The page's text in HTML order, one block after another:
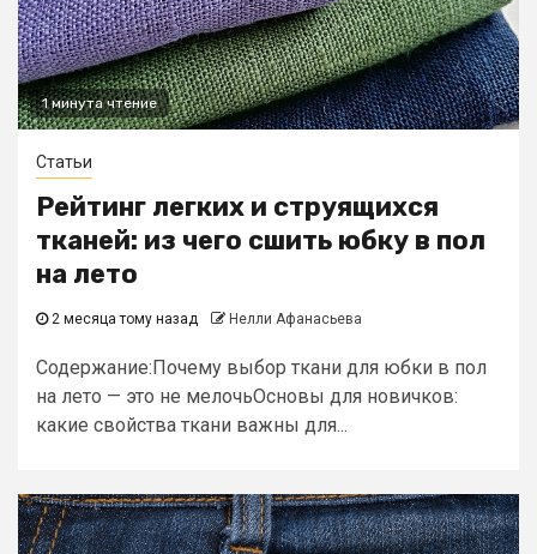
1 минута чтение
Статьи
Рейтинг легких и струящихся
тканей: из чего сшить юбку в пол
на лето
2 месяца тому назад Нелли Афанасьева
Содержание:Почему выбор ткани для юбки в пол
на лето — это не мелочьОсновы для новичков:
какие свойства ткани важны для...